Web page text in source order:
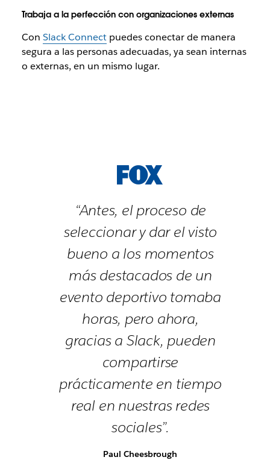
Trabaja a la perfección con organizaciones externas
Con Slack Connectpuedes conectar de manera
segura a las personas adecuadas, ya sean internas
o externas, en un mismo lugar.
“Antes, el proceso de
seleccionar y dar el visto
bueno a los momentos
más destacados de un
evento deportivo tomaba
horas, pero ahora,
gracias a Slack, pueden
compartirse
prácticamente en tiempo
real en nuestras redes
sociales”.
Paul Cheesbrough